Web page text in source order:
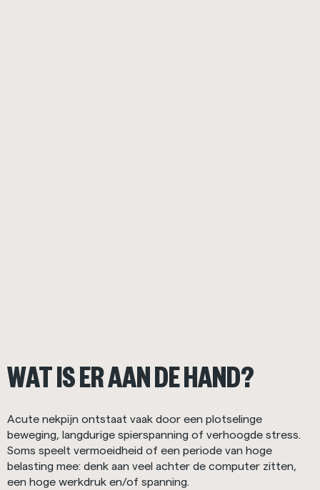
WAT IS ER AAN DE HAND?
Acute nekpijn ontstaat vaak door een plotselinge
beweging, langdurige spierspanning of verhoogde stress.
Soms speelt vermoeidheid of een periode van hoge
belasting mee: denk aan veel achter de computer zitten,
een hoge werkdruk en/of spanning.